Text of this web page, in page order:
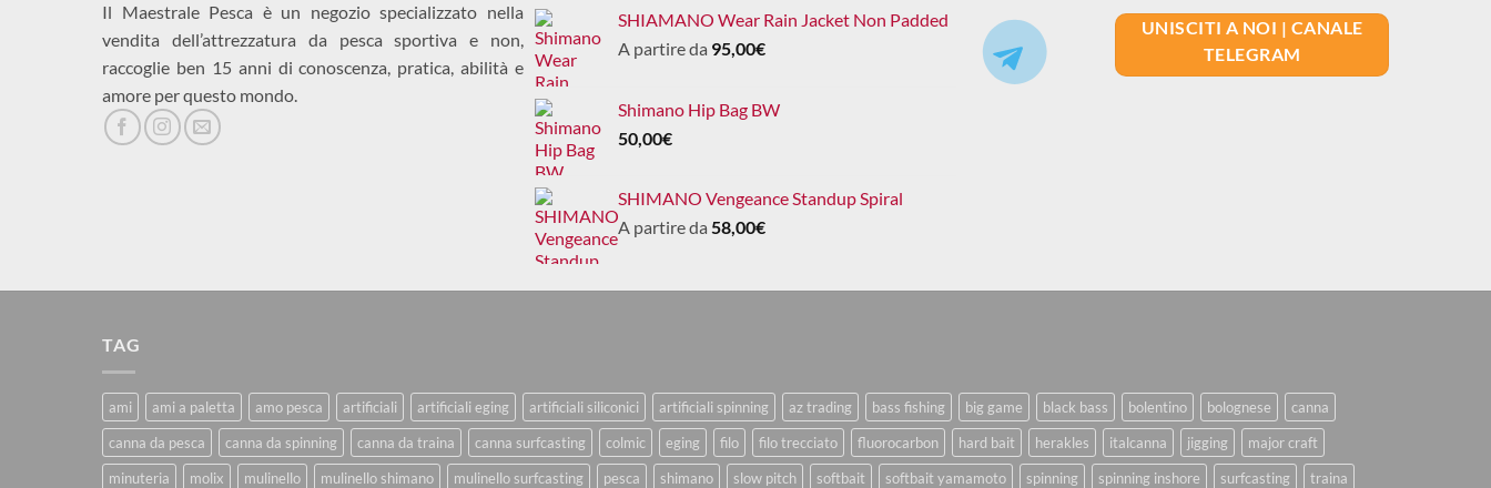
Il Maestrale Pesca è un negozio specializzato nella
vendita dell’attrezzatura da pesca sportiva e non,
raccoglie ben 15 anni di conoscenza, pratica, abilità e
amore per questo mondo.
SHIAMANO Wear Rain Jacket Non Padded
A partire da 95,00€
Shimano Hip Bag BW
50,00€
SHIMANO Vengeance Standup Spiral
A partire da 58,00€
UNISCITI A NOI | CANALE
TELEGRAM
TAG
ami ami a paletta amo pesca artificiali artificiali eging artificiali siliconici artificiali spinning az trading bass fishing big game black bass bolentino bolognese
canna
canna da pesca
canna da spinning canna da traina canna surfcasting colmic eging filo filo trecciato fluorocarbon hard bait herakles italcanna jigging
major craft
minuteria
molix mulinello mulinello shimano mulinello surfcasting pesca shimano slow pitch softbait softbait yamamoto spinning spinning inshore surfcasting traina